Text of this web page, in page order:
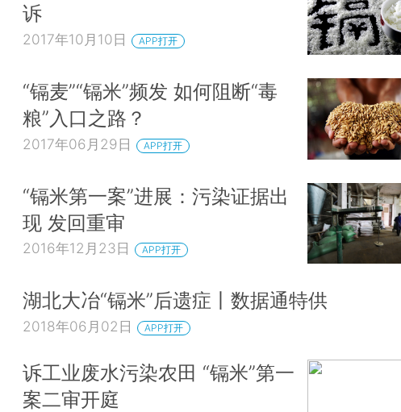
诉
2017年10月10日 APP打开
“镉麦”“镉米”频发 如何阻断“毒
粮”入口之路？
2017年06月29日 APP打开
“镉米第一案”进展：污染证据出
现 发回重审
2016年12月23日 APP打开
湖北大冶“镉米”后遗症丨数据通特供
2018年06月02日 APP打开
诉工业废水污染农田 “镉米”第一
案二审开庭